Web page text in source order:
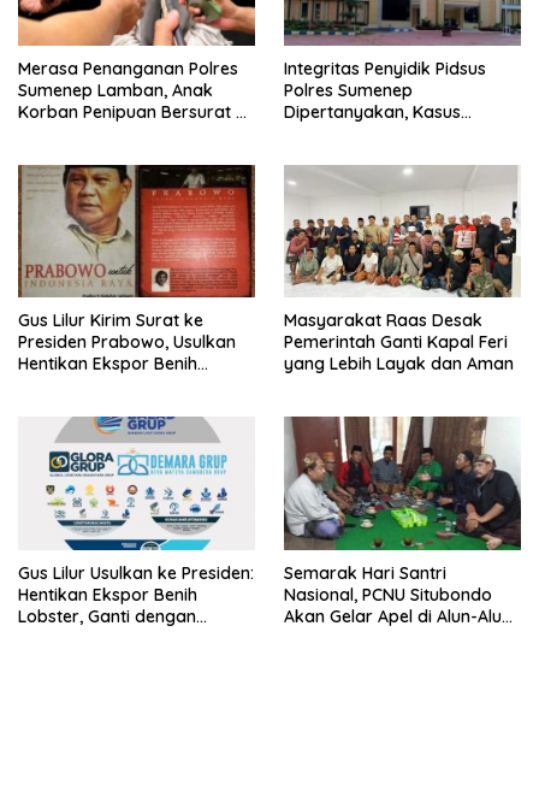
Merasa Penanganan Polres
Sumenep Lamban, Anak
Korban Penipuan Bersurat ke
Integritas Penyidik Pidsus
Polres Sumenep
Dipertanyakan, Kasus
Kepastian
Gus Lilur Kirim Surat ke
Presiden Prabowo, Usulkan
Hentikan Ekspor Benih
Masyarakat Raas Desak
Pemerintah Ganti Kapal Feri
yang Lebih Layak dan Aman
Gus Lilur Usulkan ke Presiden:
Hentikan Ekspor Benih
Lobster, Ganti dengan
Semarak Hari Santri
Nasional, PCNU Situbondo
Akan Gelar Apel di Alun-Alun